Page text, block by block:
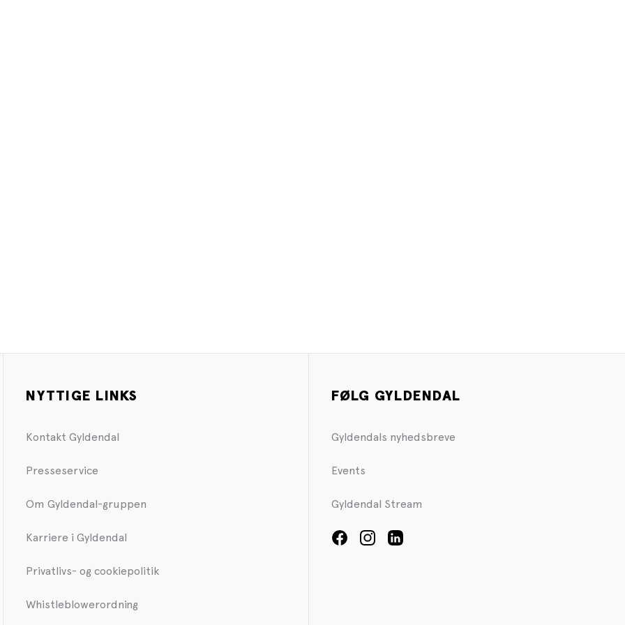
NYTTIGE LINKS
Kontakt Gyldendal
Presseservice
Om Gyldendal-gruppen
Karriere i Gyldendal
Privatlivs- og cookiepolitik
Whistleblowerordning
FØLG GYLDENDAL
Gyldendals nyhedsbreve
Events
Gyldendal Stream